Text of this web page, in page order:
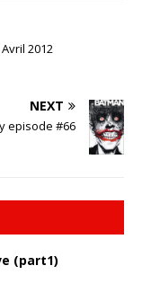
2012
NEXT
episode #66
(part1)